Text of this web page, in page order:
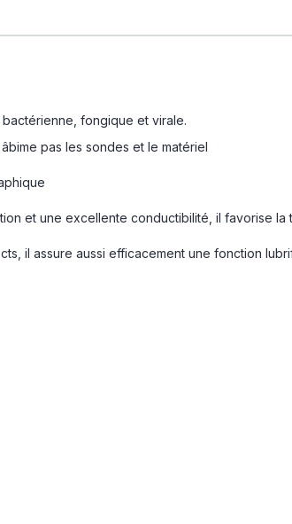
fongique et virale.
pas les sondes et le matériel
et une excellente conductibilité, il favorise la
il assure aussi efficacement une fonction